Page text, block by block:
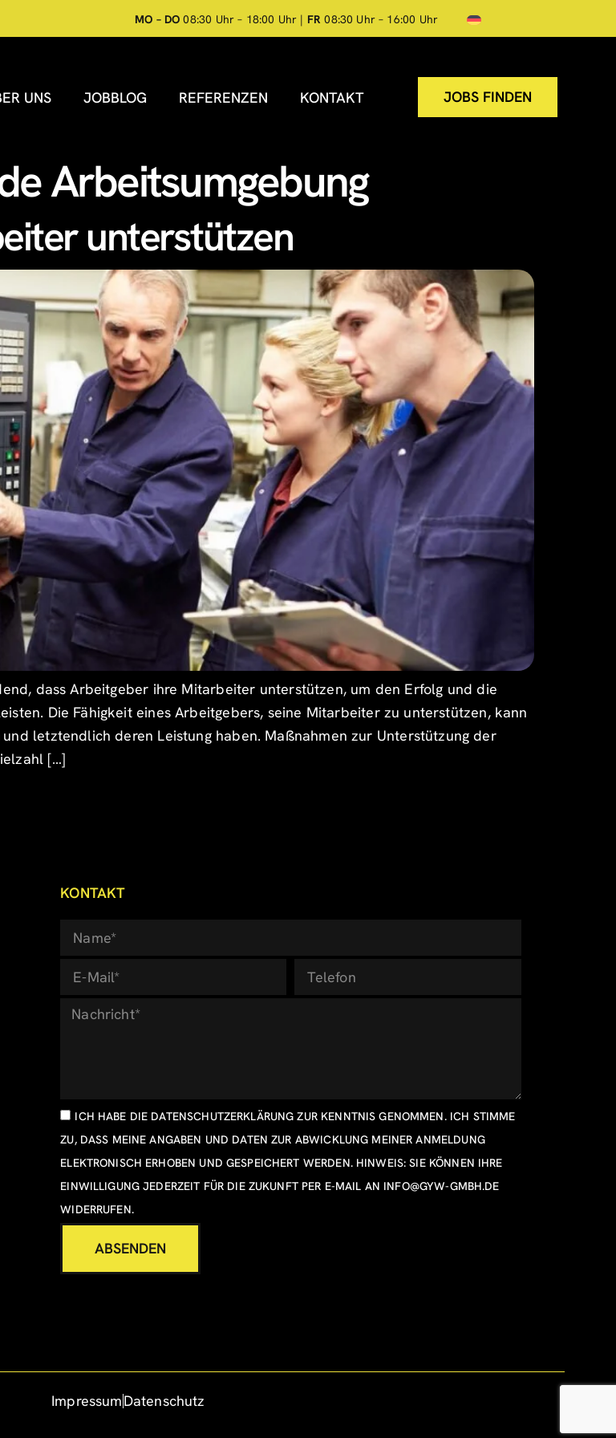
MO – DO 08:30 Uhr – 18:00 Uhr | FR 08:30 Uhr – 16:00 Uhr
UNS JOBBLOG REFERENZEN KONTAKT JOBS FINDEN
Arbeitsumgebung
unterstützen
dass Arbeitgeber ihre Mitarbeiter unterstützen, um den Erfolg und die
Die Fähigkeit eines Arbeitgebers, seine Mitarbeiter zu unterstützen, kann
letztendlich deren Leistung haben. Maßnahmen zur Unterstützung der
[…]
KONTAKT
ICH HABE DIE DATENSCHUTZERKLÄRUNG ZUR KENNTNIS GENOMMEN. ICH STIMME
ZU, DASS MEINE ANGABEN UND DATEN ZUR ABWICKLUNG MEINER ANMELDUNG
ELEKTRONISCH ERHOBEN UND GESPEICHERT WERDEN. HINWEIS: SIE KÖNNEN IHRE
EINWILLIGUNG JEDERZEIT FÜR DIE ZUKUNFT PER E-MAIL AN INFO@GYW-GMBH.DE
WIDERRUFEN.
ABSENDEN
ImpressumDatenschutz